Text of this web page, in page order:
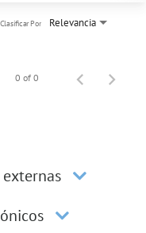
Relevancia
Clasificar Por
0 of 0